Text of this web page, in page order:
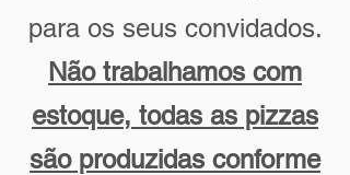
para os seus convidados.
Não trabalhamos com
estoque, todas as pizzas
são produzidas conforme